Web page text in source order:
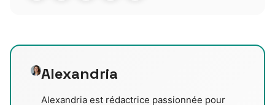
Alexandria
Alexandria est rédactrice passionnée pour